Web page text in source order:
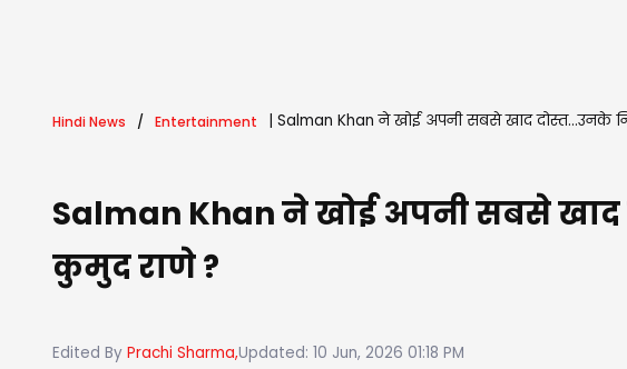
Hindi News Entertainment Salman Khan ने खोई अपनी सबसे खाद दोस्त...उनके
Salman Khan ने खोई अपनी सबसे
कुमुद राणे ?
Edited By Prachi Sharma,Updated: 10 Jun, 2026 01:18 PM